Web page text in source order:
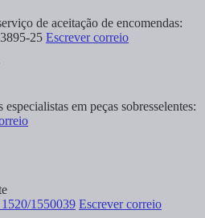
de aceitação de encomendas:
25 Escrever correio
em peças sobresselentes:
1550039 Escrever correio